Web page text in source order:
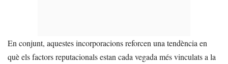
En conjunt, aquestes incorporacions reforcen una tendència en
què els factors reputacionals estan cada vegada més vinculats a la